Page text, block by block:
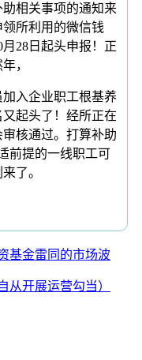
相关事项的通知来
所利用的微信钱
28日起头申报！正
，
入企业职工根基养
起头了！经所正在
核通过。打算补助
前提的一线职工可
了。
基金雷同的市场波
从开展运营勾当）